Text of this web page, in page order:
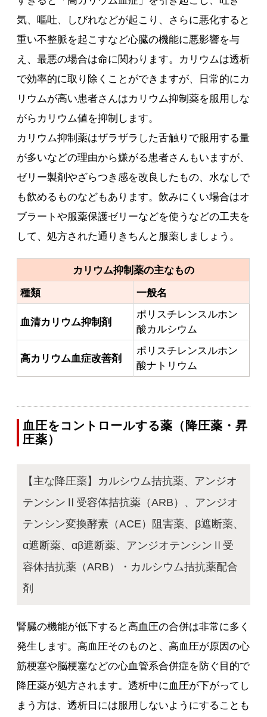
気、嘔吐、しびれなどが起こり、さらに悪化すると
重い不整脈を起こすなど心臓の機能に悪影響を与
え、最悪の場合は命に関わります。カリウムは透析
で効率的に取り除くことができますが、日常的にカ
リウムが高い患者さんはカリウム抑制薬を服用しな
がらカリウム値を抑制します。
カリウム抑制薬はザラザラした舌触りで服用する量
が多いなどの理由から嫌がる患者さんもいますが、
ゼリー製剤やざらつき感を改良したもの、水なしで
も飲めるものなどもあります。飲みにくい場合はオ
ブラートや服薬保護ゼリーなどを使うなどの工夫を
して、処方された通りきちんと服薬しましょう。
カリウム抑制薬の主なもの
種類
一般名
血清カリウム抑制剤
ポリスチレンスルホン
酸カルシウム
高カリウム血症改善剤
ポリスチレンスルホン
酸ナトリウム
血圧をコントロールする薬（降圧薬・昇
圧薬）
【主な降圧薬】カルシウム拮抗薬、アンジオ
テンシンⅡ受容体拮抗薬（ARB）、アンジオ
テンシン変換酵素（ACE）阻害薬、β遮断薬、
α遮断薬、αβ遮断薬、アンジオテンシンⅡ受
容体拮抗薬（ARB）・カルシウム拮抗薬配合
剤
腎臓の機能が低下すると高血圧の合併は非常に多く
発生します。高血圧そのものと、高血圧が原因の心
筋梗塞や脳梗塞などの心血管系合併症を防ぐ目的で
降圧薬が処方されます。透析中に血圧が下がってし
まう方は、透析日には服用しないようにすることも